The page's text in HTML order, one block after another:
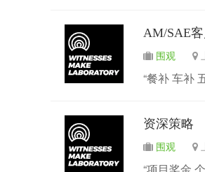
AM/SAE
围观
“餐补 车补
资深策略
围观